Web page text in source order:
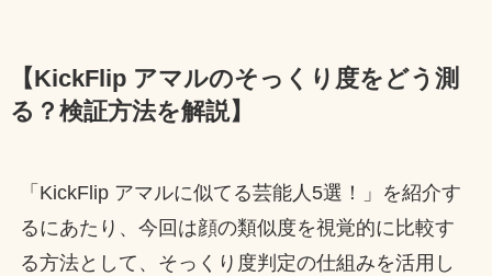
【KickFlip アマルのそっくり度をどう測
る？検証方法を解説】
「KickFlip アマルに似てる芸能人5選！」を紹介す
るにあたり、今回は顔の類似度を視覚的に比較す
る方法として、そっくり度判定の仕組みを活用し